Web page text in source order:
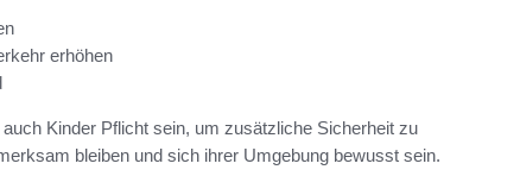
erhöhen
Kinder Pflicht sein, um zusätzliche Sicherheit zu
bleiben und sich ihrer Umgebung bewusst sein.